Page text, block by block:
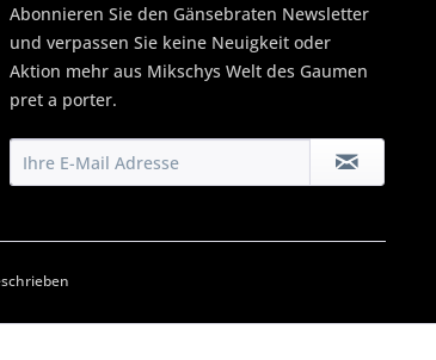
Abonnieren Sie den Gänsebraten Newsletter
und verpassen Sie keine Neuigkeit oder
Aktion mehr aus Mikschys Welt des Gaumen
pret a porter.